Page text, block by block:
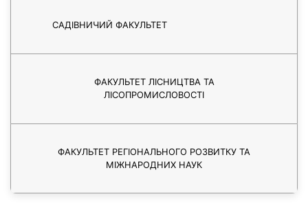
САДІВНИЧИЙ ФАКУЛЬТЕТ
ФАКУЛЬТЕТ ЛІСНИЦТВА ТА
ЛІСОПРОМИСЛОВОСТІ
ФАКУЛЬТЕТ РЕГІОНАЛЬНОГО РОЗВИТКУ ТА
МІЖНАРОДНИХ НАУК